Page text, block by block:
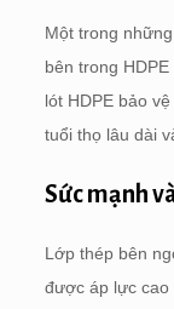
Một trong
bên trong
lót HDPE bảo
tuổi thọ lâu dài
Sức mạnh
Lớp thép bên
được áp lực cao